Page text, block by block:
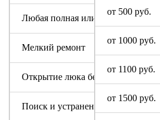
от 500 руб.
от 1000 руб.
от 1100 руб.
от 1500 руб.
Любая полная или частичная
Мелкий ремонт
Открытие люка без ремонта
Поиск и устранение засора в